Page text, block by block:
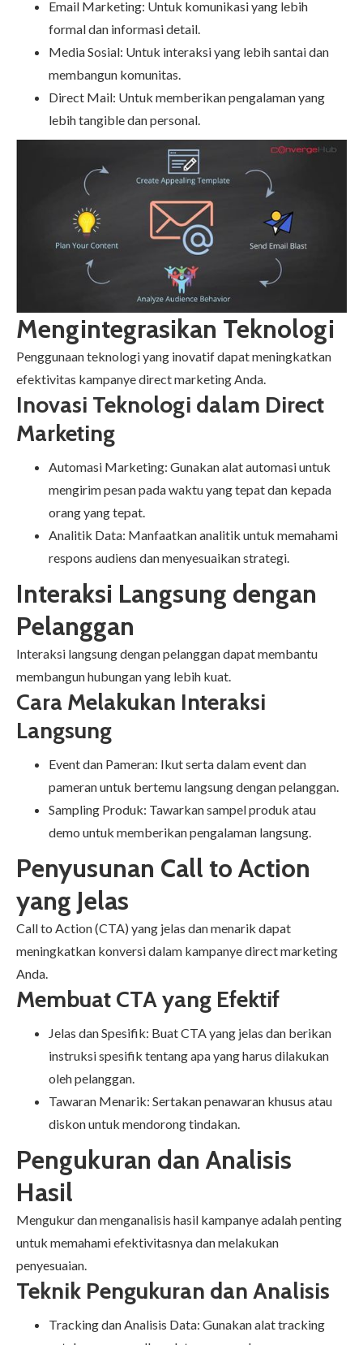
Email Marketing: Untuk komunikasi yang lebih
formal dan informasi detail.
Media Sosial: Untuk interaksi yang lebih santai dan
membangun komunitas.
Direct Mail: Untuk memberikan pengalaman yang
lebih tangible dan personal.
Mengintegrasikan Teknologi
Penggunaan teknologi yang inovatif dapat meningkatkan
efektivitas kampanye direct marketing Anda.
Inovasi Teknologi dalam Direct
Marketing
Automasi Marketing: Gunakan alat automasi untuk
mengirim pesan pada waktu yang tepat dan kepada
orang yang tepat.
Analitik Data: Manfaatkan analitik untuk memahami
respons audiens dan menyesuaikan strategi.
Interaksi Langsung dengan
Pelanggan
Interaksi langsung dengan pelanggan dapat membantu
membangun hubungan yang lebih kuat.
Cara Melakukan Interaksi
Langsung
Event dan Pameran: Ikut serta dalam event dan
pameran untuk bertemu langsung dengan pelanggan.
Sampling Produk: Tawarkan sampel produk atau
demo untuk memberikan pengalaman langsung.
Penyusunan Call to Action
yang Jelas
Call to Action (CTA) yang jelas dan menarik dapat
meningkatkan konversi dalam kampanye direct marketing
Anda.
Membuat CTA yang Efektif
Jelas dan Spesifik: Buat CTA yang jelas dan berikan
instruksi spesifik tentang apa yang harus dilakukan
oleh pelanggan.
Tawaran Menarik: Sertakan penawaran khusus atau
diskon untuk mendorong tindakan.
Pengukuran dan Analisis
Hasil
Mengukur dan menganalisis hasil kampanye adalah penting
untuk memahami efektivitasnya dan melakukan
penyesuaian.
Teknik Pengukuran dan Analisis
Tracking dan Analisis Data: Gunakan alat tracking